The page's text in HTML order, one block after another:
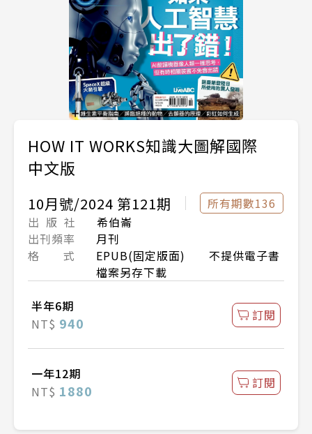
HOW IT WORKS知識大圖解國際
中文版
10月號/2024 第121期
所有期數136
出 版 社
希伯崙
出刊頻率
月刊
格 式
EPUB(固定版面) 不提供電子書
檔案另存下載
半年6期
NT$ 940 訂閱
一年12期
NT$ 1880 訂閱